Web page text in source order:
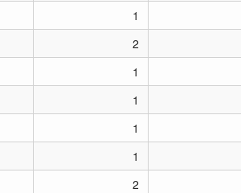
1
2
1
1
1
1
2